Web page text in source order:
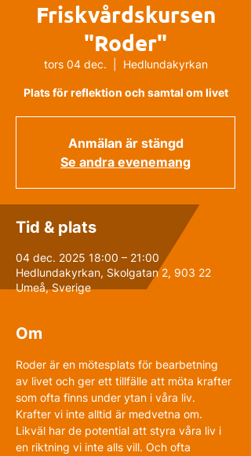
Friskvårdskursen
"Roder"
tors 04 dec. Hedlundakyrkan
Plats för reflektion och samtal om livet
Anmälan är stängd
Se andra evenemang
Tid & plats
04 dec. 2025 18:00 – 21:00
Hedlundakyrkan, Skolgatan 2, 903 22
Umeå, Sverige
Om
Roder är en mötesplats för bearbetning
av livet och ger ett tillfälle att möta krafter
som ofta finns under ytan i våra liv.
Krafter vi inte alltid är medvetna om.
Likväl har de potential att styra våra liv i
en riktning vi inte alls vill. Och ofta